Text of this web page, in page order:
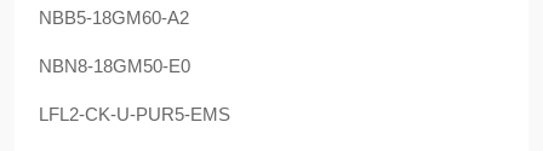
NBB5-18GM60-A2
NBN8-18GM50-E0
LFL2-CK-U-PUR5-EMS